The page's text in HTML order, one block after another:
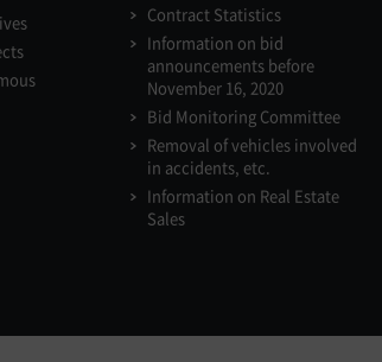
Contract Statistics
Information on bid
announcements before
November 16, 2020
Bid Monitoring Committee
Removal of vehicles involved
in accidents, etc.
Information on Real Estate
Sales